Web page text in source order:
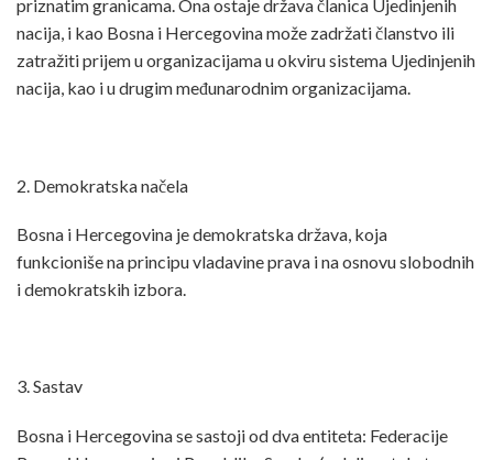
priznatim granicama. Ona ostaje država članica Ujedinjenih
nacija, i kao Bosna i Hercegovina može zadržati članstvo ili
zatražiti prijem u organizacijama u okviru sistema Ujedinjenih
nacija, kao i u drugim međunarodnim organizacijama.
2. Demokratska načela
Bosna i Hercegovina je demokratska država, koja
funkcioniše na principu vladavine prava i na osnovu slobodnih
i demokratskih izbora.
3. Sastav
Bosna i Hercegovina se sastoji od dva entiteta: Federacije